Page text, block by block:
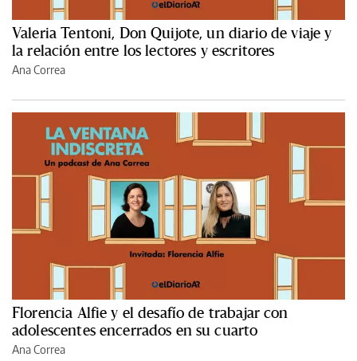
Valeria Tentoni, Don Quijote, un diario de viaje y
la relación entre los lectores y escritores
Ana Correa
Florencia Alfie y el desafío de trabajar con
adolescentes encerrados en su cuarto
Ana Correa